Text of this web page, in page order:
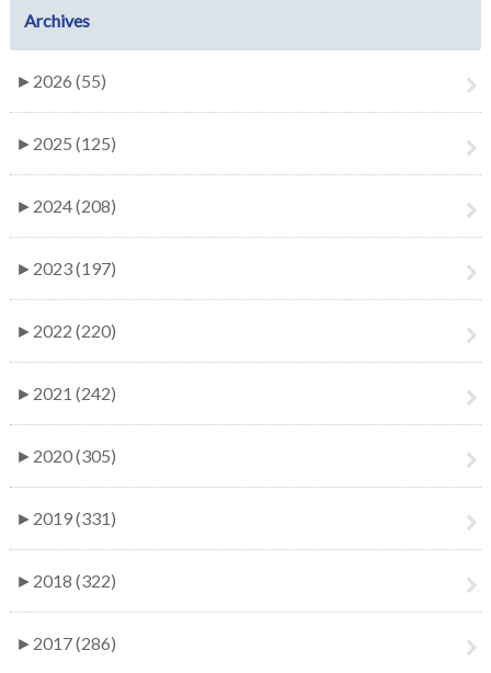
Archives
► 2026 (55)
► 2025 (125)
► 2024 (208)
► 2023 (197)
► 2022 (220)
► 2021 (242)
► 2020 (305)
► 2019 (331)
► 2018 (322)
► 2017 (286)